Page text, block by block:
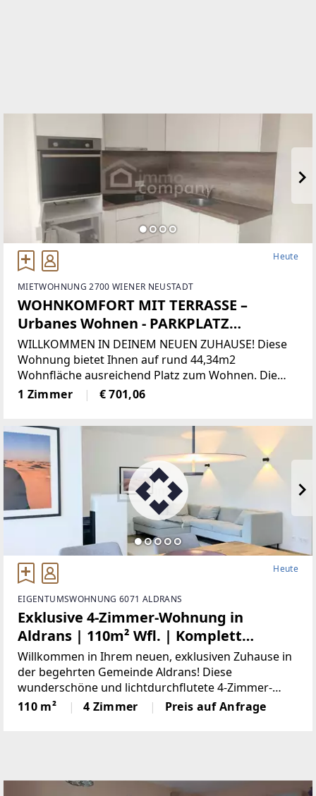
Heute
MIETWOHNUNG 2700 WIENER NEUSTADT
WOHNKOMFORT MIT TERRASSE –
Urbanes Wohnen - PARKPLATZ
INKLUSIVE
WILLKOMMEN IN DEINEM NEUEN ZUHAUSE! Diese
Wohnung bietet Ihnen auf rund 44,34m2
Wohnfläche ausreichend Platz zum Wohnen. Die
Raumaufteilung ist sehr gut und die Wohnung
bietet Ihnen einen Vorraum, einen großes
1 Zimmer € 701,06
Heute
EIGENTUMSWOHNUNG 6071 ALDRANS
Exklusive 4-Zimmer-Wohnung in
Aldrans | 110m² Wfl. | Komplett
kernsaniert 2021 | 2 Garagenplätze & 2
Balkone | Gemeinschaftsgarten
Willkommen in Ihrem neuen, exklusiven Zuhause in
der begehrten Gemeinde Aldrans! Diese
wunderschöne und lichtdurchflutete 4-Zimmer-
Wohnung befindet sich im 1. Obergeschoss eines
sehr gepflegten Hauses mit nur 6 Parteien. Die
110 m² 4 Zimmer Preis auf Anfrage